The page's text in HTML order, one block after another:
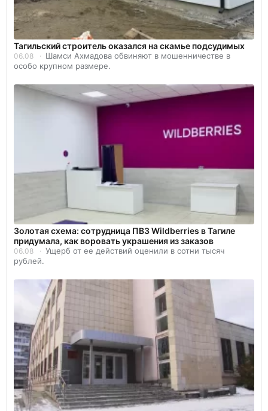
Тагильский строитель оказался на скамье подсудимых
06.08
Шамси Ахмадова обвиняют в мошенничестве в
особо крупном размере.
Золотая схема: сотрудница ПВЗ Wildberries в Тагиле
придумала, как воровать украшения из заказов
06.08
Ущерб от ее действий оценили в сотни тысяч
рублей.